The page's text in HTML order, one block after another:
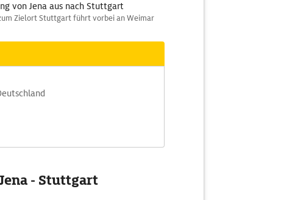
von Jena aus nach Stuttgart
Zielort Stuttgart führt vorbei an Weimar
- Stuttgart